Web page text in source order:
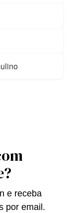
e receba
por email.